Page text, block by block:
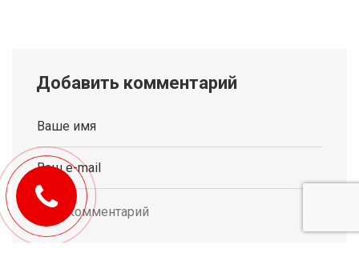
Добавить комментарий